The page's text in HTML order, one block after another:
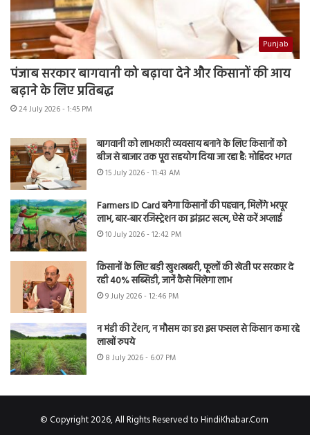
Punjab
पंजाब सरकार बागवानी को बढ़ावा देने और किसानों की आय
बढ़ाने के लिए प्रतिबद्ध
24 July 2026 - 1:45 PM
बागवानी को लाभकारी व्यवसाय बनाने के लिए किसानों को
बीज से बाजार तक पूरा सहयोग दिया जा रहा है: मोहिंदर भगत
15 July 2026 - 11:43 AM
Farmers ID Card बनेगा किसानों की पहचान, मिलेंगे भरपूर
लाभ, बार-बार रजिस्ट्रेशन का झंझट खत्म, ऐसे करें अप्लाई
10 July 2026 - 12:42 PM
किसानों के लिए बड़ी खुशखबरी, फूलों की खेती पर सरकार दे
रही 40% सब्सिडी, जानें कैसे मिलेगा लाभ
9 July 2026 - 12:46 PM
न मंडी की टेंशन, न मौसम का डर! इस फसल से किसान कमा रहे
लाखों रुपये
8 July 2026 - 6:07 PM
© Copyright 2026, All Rights Reserved to HindiKhabar.Com